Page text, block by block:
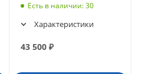
Есть в наличии: 30
Характеристики
43 500₽